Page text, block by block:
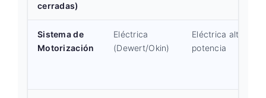
cerradas)
Sistema de
Motorización
Eléctrica
(Dewert/Okin)
Eléctrica alta
potencia